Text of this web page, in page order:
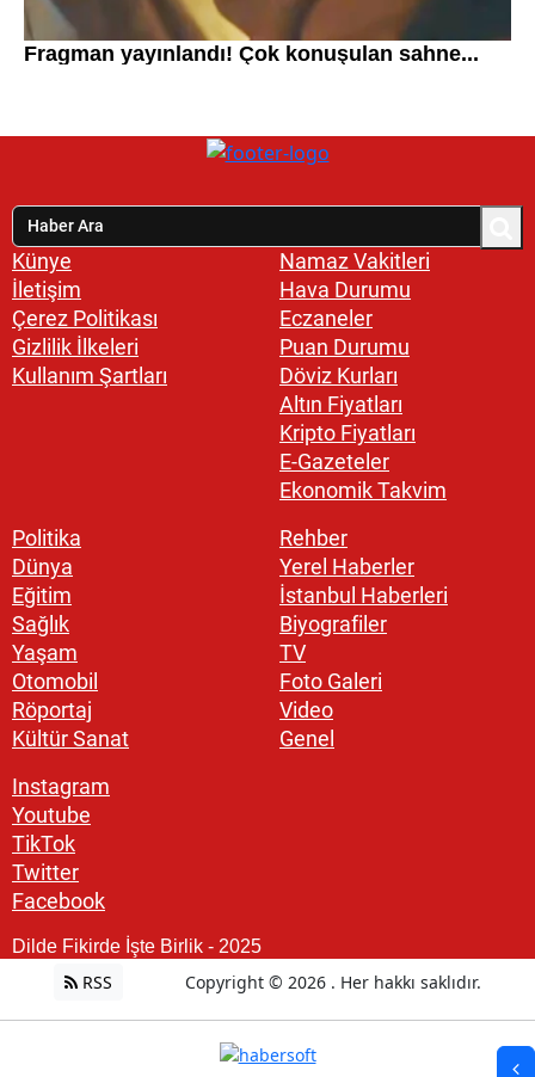
Künye
İletişim
Çerez Politikası
Gizlilik İlkeleri
Kullanım Şartları
Namaz Vakitleri
Hava Durumu
Eczaneler
Puan Durumu
Döviz Kurları
Altın Fiyatları
Kripto Fiyatları
E-Gazeteler
Ekonomik Takvim
Politika
Dünya
Eğitim
Sağlık
Yaşam
Otomobil
Röportaj
Kültür Sanat
Rehber
Yerel Haberler
İstanbul Haberleri
Biyografiler
TV
Foto Galeri
Video
Genel
Instagram
Youtube
TikTok
Twitter
Facebook
Dilde Fikirde İşte Birlik - 2025
RSS Copyright © 2026 . Her hakkı saklıdır.